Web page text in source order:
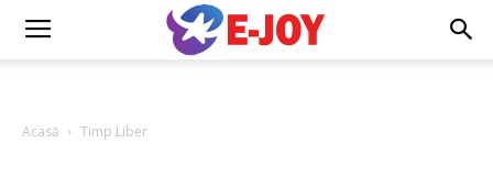
Acasă Timp Liber